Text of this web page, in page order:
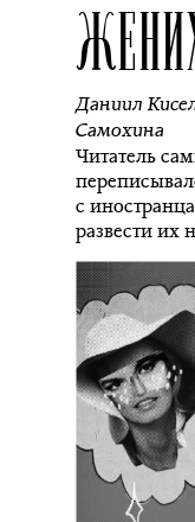
Даниил
Самохина
Читатель
с
развести их